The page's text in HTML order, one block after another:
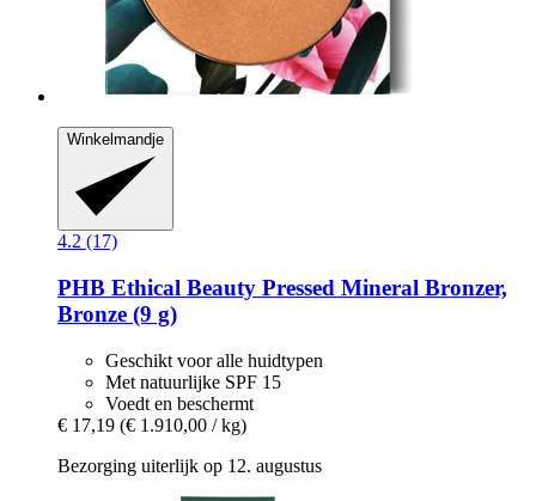
Winkelmandje
4.2 (17)
PHB Ethical Beauty Pressed Mineral Bronzer,
Bronze (9 g)
Geschikt voor alle huidtypen
Met natuurlijke SPF 15
Voedt en beschermt
€ 17,19 (€ 1.910,00 / kg)
Bezorging uiterlijk op 12. augustus